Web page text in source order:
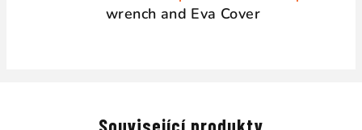
wrench and Eva Cover